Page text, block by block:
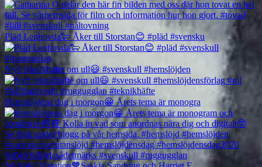
Pläd Lenhovda🐑 Åker till Storstan😊 #pläd #svensku
Nytt teknikhäfte om ull😃 #svenskull #hemslöjden
Hemslöjdens dag i morgon😀 Årets tema är monogra